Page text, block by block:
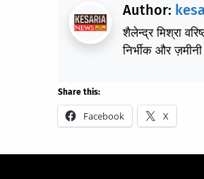
Author:
शैलेन्द्र मिश्रा
निर्भीक और
Share this:
Facebook X